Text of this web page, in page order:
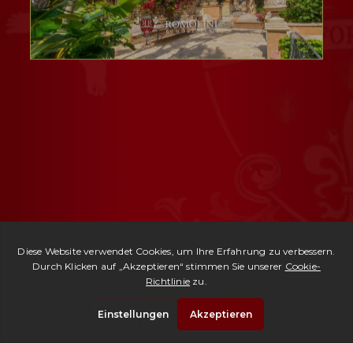
Villa Lusso Taormina
| Kaufpreis auf Anfrage